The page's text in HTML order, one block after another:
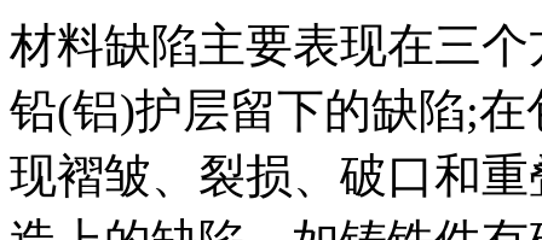
材料缺陷主要表现在三
铅(铝)护层留下的缺陷;
现褶皱、裂损、破口和